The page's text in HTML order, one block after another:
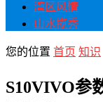
湾区风情
山水揽秀
您的位置 首页 知识
S10VIVO参